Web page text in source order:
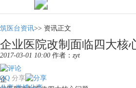
筑医台资讯>> 资讯正文
企业医院改制面临四大核
2017-03-01 10:00 作者： zyt
分享
QQ
企